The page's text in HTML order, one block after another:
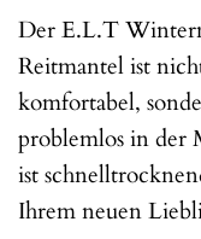
Der E.L.T
Reitmantel ist
komfortabel,
problemlos in der
ist
Ihrem neuen